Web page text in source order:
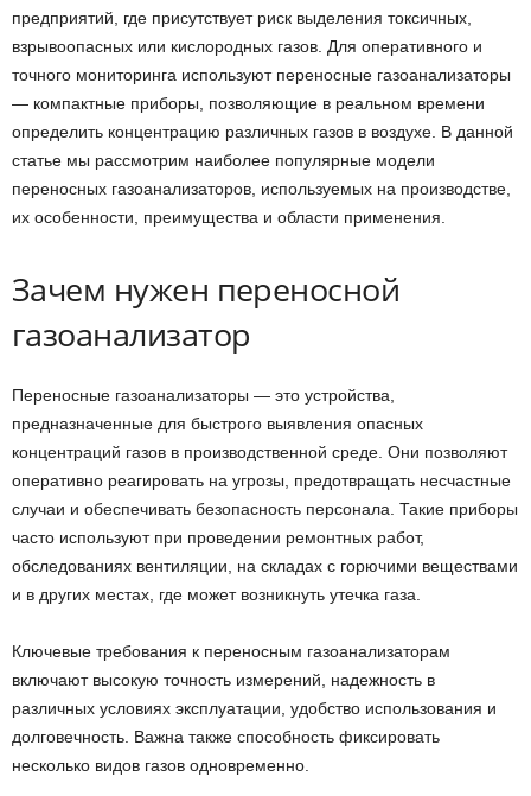
предприятий, где присутствует риск выделения токсичных,
взрывоопасных или кислородных газов. Для оперативного и
точного мониторинга используют переносные газоанализаторы
— компактные приборы, позволяющие в реальном времени
определить концентрацию различных газов в воздухе. В данной
статье мы рассмотрим наиболее популярные модели
переносных газоанализаторов, используемых на производстве,
их особенности, преимущества и области применения.
Зачем нужен переносной
газоанализатор
Переносные газоанализаторы — это устройства,
предназначенные для быстрого выявления опасных
концентраций газов в производственной среде. Они позволяют
оперативно реагировать на угрозы, предотвращать несчастные
случаи и обеспечивать безопасность персонала. Такие приборы
часто используют при проведении ремонтных работ,
обследованиях вентиляции, на складах с горючими веществами
и в других местах, где может возникнуть утечка газа.
Ключевые требования к переносным газоанализаторам
включают высокую точность измерений, надежность в
различных условиях эксплуатации, удобство использования и
долговечность. Важна также способность фиксировать
несколько видов газов одновременно.